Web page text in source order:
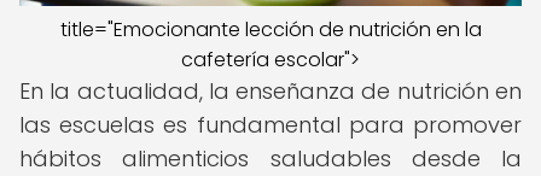
title="Emocionante lección de nutrición en la
cafetería escolar">
En la actualidad, la enseñanza de nutrición en
las escuelas es fundamental para promover
hábitos alimenticios saludables desde la